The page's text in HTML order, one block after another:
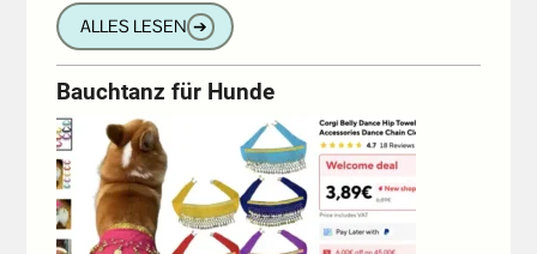
ALLES LESEN ➔
Bauchtanz für Hunde